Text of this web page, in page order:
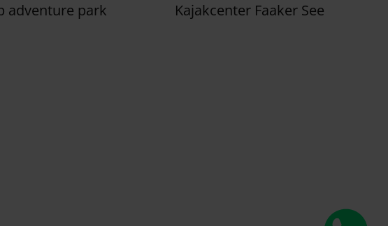
adventure park Kajakcenter Faaker See